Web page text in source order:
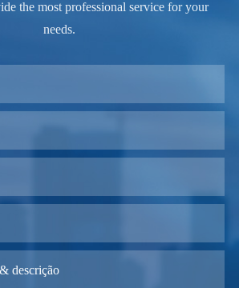
the most professional service for your
needs.